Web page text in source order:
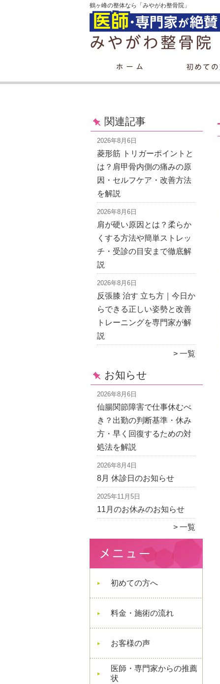
鶴ヶ峰の整体なら「みやがわ整骨院」
関連記事
2026年8月6日
菱形筋 トリガーポイントと
は？肩甲骨内側の痛みの原
因・セルフケア・改善方法
を解説
2026年8月6日
肩が硬い原因とは？柔らか
くする方法や簡単ストレッ
チ・受診の目安まで徹底解
説
2026年8月6日
反張膝 治す 立ち方｜今日か
らできる正しい姿勢と改善
トレーニングを専門家が解
説
一覧
お知らせ
2026年8月6日
仙腸関節障害で仕事休むべ
き？出勤の判断基準・休み
方・早く回復するための対
処法を解説
2026年8月4日
8月 休診日のお知らせ
2025年11月5日
11月のお休みのお知らせ
一覧
初めての方へ
料金・施術の流れ
お客様の声
医師・専門家からの推薦
状